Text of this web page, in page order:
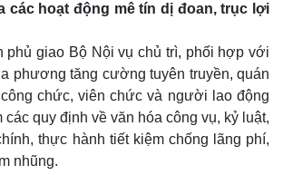
các hoạt động mê tín dị đoan, trục lợi
phủ giao Bộ Nội vụ chủ trì, phối hợp với
phương tăng cường tuyên truyền, quán
chức, viên chức và người lao động
quy định về văn hóa công vụ, kỷ luật,
thực hành tiết kiệm chống lãng phí,
nhũng.